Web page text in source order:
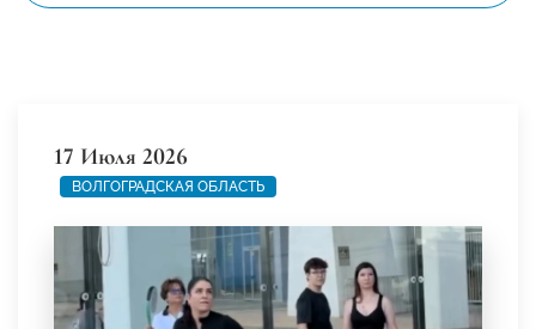
17 Июля 2026
ВОЛГОГРАДСКАЯ ОБЛАСТЬ